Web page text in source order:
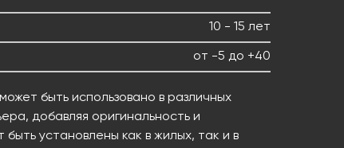
10 - 15 лет
от -5 до +40
быть использовано в различных
добавляя оригинальность и
быть установлены как в жилых, так и в